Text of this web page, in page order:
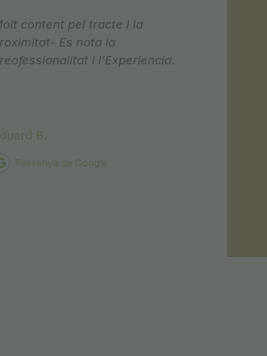
content pel tracte i la
Es nota la
i l’Experiencia.
B.
Ressenya de Google